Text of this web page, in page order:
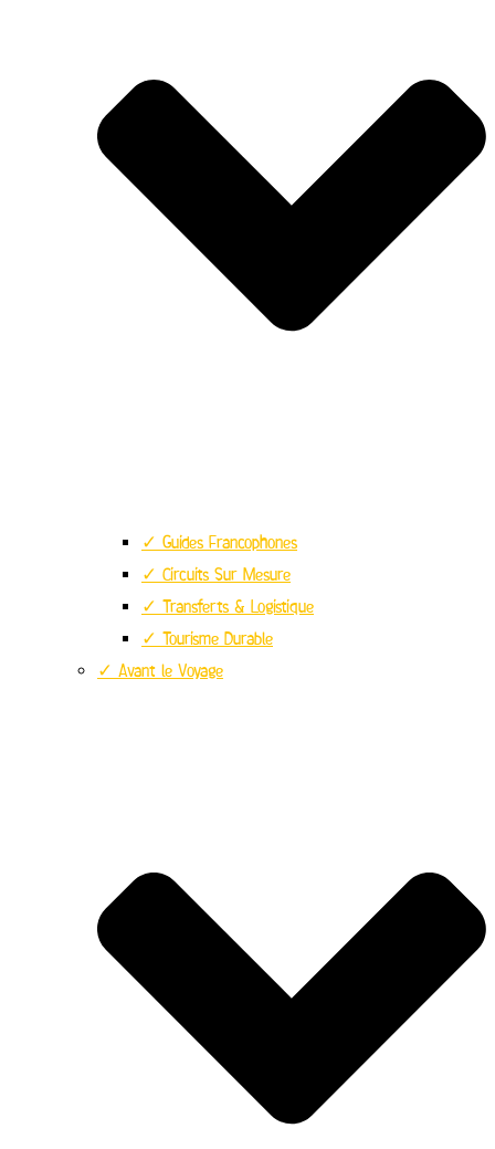
✓ Guides Francophones
✓ Circuits Sur Mesure
✓ Transferts & Logistique
✓ Tourisme Durable
✓ Avant le Voyage